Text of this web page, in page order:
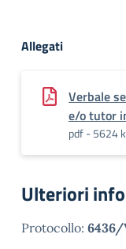
Allegati
Verbale
e/o tutor
pdf - 5624
Ulteriori
Protocollo: 6436/